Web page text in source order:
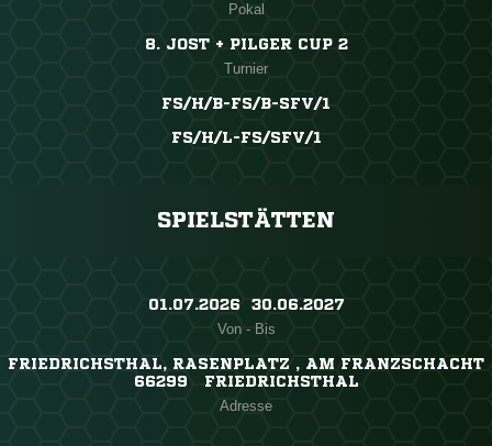
Pokal
8. JOST + PILGER CUP 2
Turnier
FS/H/B-FS/B-SFV/1
FS/H/L-FS/SFV/1
SPIELSTÄTTEN
01.07.2026 ​ 30.06.2027
Von - Bis
FRIEDRICHSTHAL, RASENPLATZ , AM FRANZSCHACHT
66299 FRIEDRICHSTHAL
Adresse